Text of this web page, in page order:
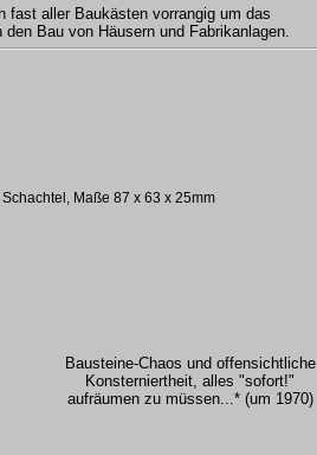
fast aller Baukästen vorrangig um das
Bau von Häusern und Fabrikanlagen.
Maße 87 x 63 x 25mm
Bausteine-Chaos und offensichtliche
Konsterniertheit, alles "sofort!"
aufräumen zu müssen...* (um 1970)